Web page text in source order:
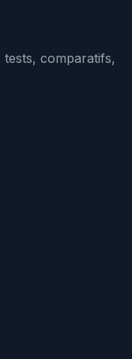
comparatifs,